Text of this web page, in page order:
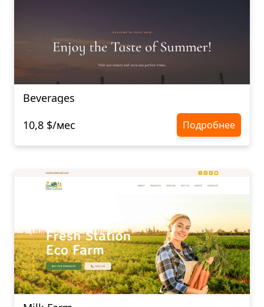
Beverages
10,8 $/мес
Подробнее